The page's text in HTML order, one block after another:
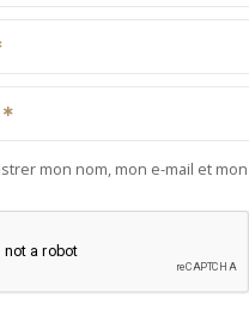
mon nom, mon e-mail et